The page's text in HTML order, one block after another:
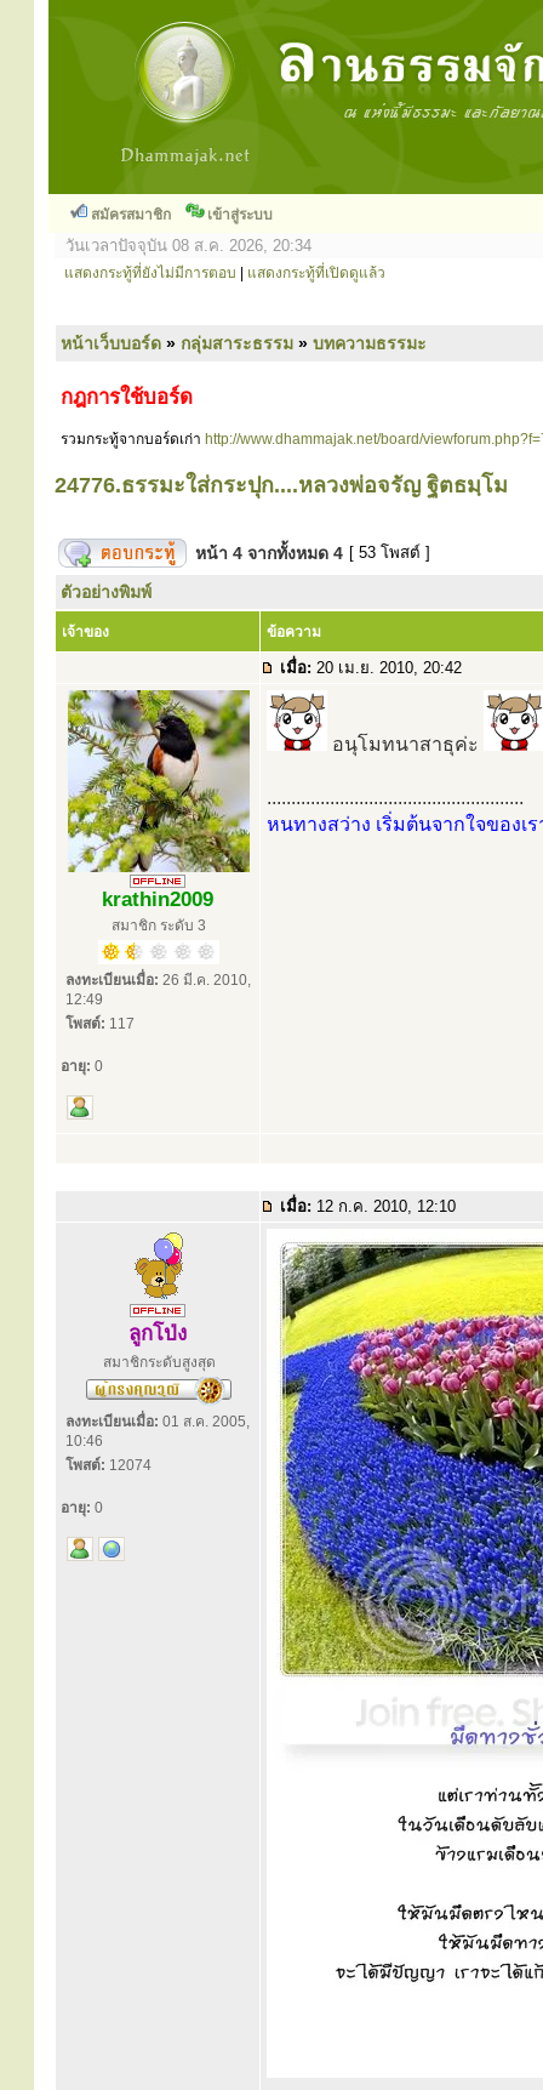
สมัครสมาชิก เข้าสู่ระบบ
วันเวลาปัจจุบัน 08 ส.ค. 2026, 20:34
แสดงกระทู้ที่ยังไม่มีการตอบ แสดงกระทู้ที่เปิดดูแล้ว
หน้าเว็บบอร์ด » กลุ่มสาระธรรม » บทความธรรมะ
กฎการใช้บอร์ด
รวมกระทู้จากบอร์ดเก่า http://www.dhammajak.net/board/
24776.ธรรมะใส่กระปุก....หลวงพ่อจรัญ ฐิตธมฺโม
หน้า 4 จากทั้งหมด 4 [ 53 โพสต์ ]
ตัวอย่างพิมพ์
เจ้าของ ข้อความ
เมื่อ: 20 เม.ย. 2010, 20:42
krathin2009
สมาชิก ระดับ 3
ลงทะเบียนเมื่อ: 26 มี.ค. 2010,
12:49
โพสต์: 117
อายุ: 0
อนุโมทนาสาธุค่ะ
.....................................................
หนทางสว่าง เริ่มต้นจากใจของเร
เมื่อ: 12 ก.ค. 2010, 12:10
ลูกโป่ง
สมาชิกระดับสูงสุด
ลงทะเบียนเมื่อ: 01 ส.ค. 2005,
10:46
โพสต์: 12074
อายุ: 0